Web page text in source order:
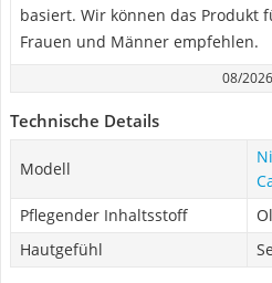
basiert. Wir können das Produkt
Frauen und Männer empfehlen.
08/2026
Technische Details
Modell
Pflegender Inhaltsstoff
Hautgefühl